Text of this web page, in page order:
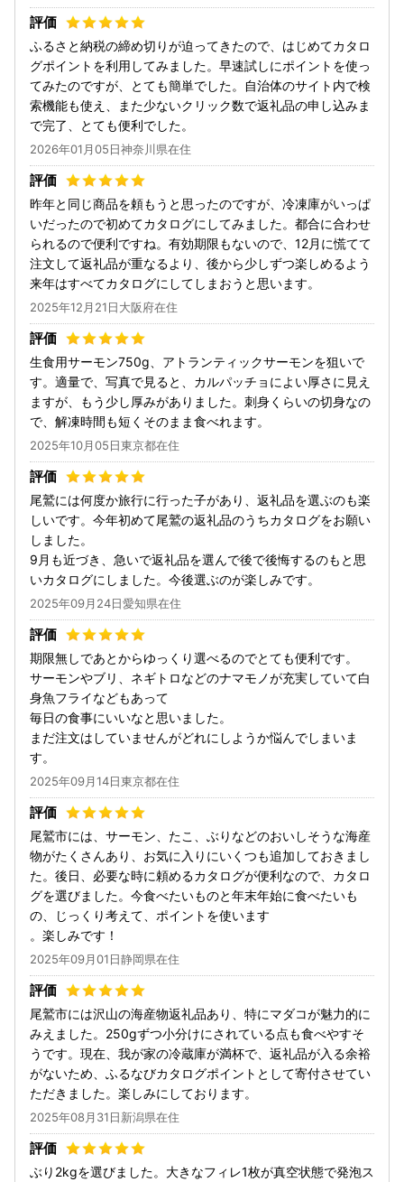
ふるさと納税の締め切りが迫ってきたので、はじめてカタロ
グポイントを利用してみました。早速試しにポイントを使っ
てみたのですが、とても簡単でした。自治体のサイト内で検
索機能も使え、また少ないクリック数で返礼品の申し込みま
で完了、とても便利でした。
2026年01月05日神奈川県在住
昨年と同じ商品を頼もうと思ったのですが、冷凍庫がいっぱ
いだったので初めてカタログにしてみました。都合に合わせ
られるので便利ですね。有効期限もないので、12月に慌てて
注文して返礼品が重なるより、後から少しずつ楽しめるよう
来年はすべてカタログにしてしまおうと思います。
2025年12月21日大阪府在住
生食用サーモン750g、アトランティックサーモンを狙いで
す。適量で、写真で見ると、カルパッチョによい厚さに見え
ますが、もう少し厚みがありました。刺身くらいの切身なの
で、解凍時間も短くそのまま食べれます。
2025年10月05日東京都在住
尾鷲には何度か旅行に行った子があり、返礼品を選ぶのも楽
しいです。今年初めて尾鷲の返礼品のうちカタログをお願い
しました。
9月も近づき、急いで返礼品を選んで後で後悔するのもと思
いカタログにしました。今後選ぶのが楽しみです。
2025年09月24日愛知県在住
期限無しであとからゆっくり選べるのでとても便利です。
サーモンやブリ、ネギトロなどのナマモノが充実していて白
身魚フライなどもあって
毎日の食事にいいなと思いました。
まだ注文はしていませんがどれにしようか悩んでしまいま
す。
2025年09月14日東京都在住
尾鷲市には、サーモン、たこ、ぶりなどのおいしそうな海産
物がたくさんあり、お気に入りにいくつも追加しておきまし
た。後日、必要な時に頼めるカタログが便利なので、カタロ
グを選びました。今食べたいものと年末年始に食べたいも
の、じっくり考えて、ポイントを使います
。楽しみです！
2025年09月01日静岡県在住
尾鷲市には沢山の海産物返礼品あり、特にマダコが魅力的に
みえました。250gずつ小分けにされている点も食べやすそ
うです。現在、我が家の冷蔵庫が満杯で、返礼品が入る余裕
がないため、ふるなびカタログポイントとして寄付させてい
ただきました。楽しみにしております。
2025年08月31日新潟県在住
ぶり2kgを選びました。大きなフィレ1枚が真空状態で発泡ス